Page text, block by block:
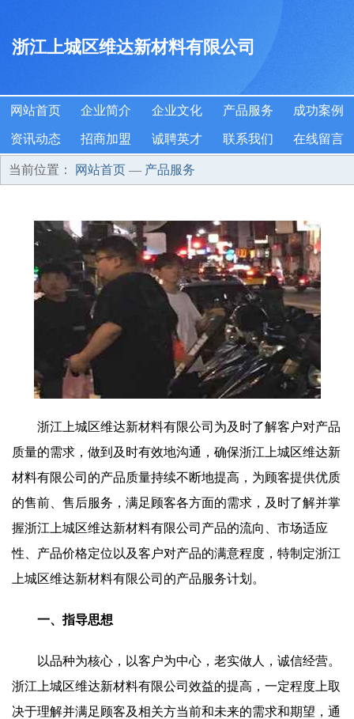
浙江上城区维达新材料有限公司
网站首页 企业简介 企业文化 产品服务 成功案例
资讯动态 招商加盟 诚聘英才 联系我们 在线留言
当前位置： 网站首页 — 产品服务
浙江上城区维达新材料有限公司为及时了解客户对产品
质量的需求，做到及时有效地沟通，确保浙江上城区维达新
材料有限公司的产品质量持续不断地提高，为顾客提供优质
的售前、售后服务，满足顾客各方面的需求，及时了解并掌
握浙江上城区维达新材料有限公司产品的流向、市场适应
性、产品价格定位以及客户对产品的满意程度，特制定浙江
上城区维达新材料有限公司的产品服务计划。
一、指导思想
以品种为核心，以客户为中心，老实做人，诚信经营。
浙江上城区维达新材料有限公司效益的提高，一定程度上取
决于理解并满足顾客及相关方当前和未来的需求和期望，通